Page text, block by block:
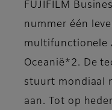
FUJIFILM
nummer één
multifunctionele
Oceanië*2. De
stuurt mondiaal
aan. Tot op